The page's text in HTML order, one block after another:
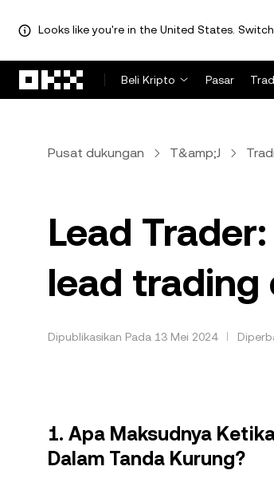
Looks like you're in the United States.
Beli Kripto
Pasar
Pusat dukungan T&amp;J
Lead
lead trading
Dipublikasikan Pada 13 Mei 2024
1. Apa Maksudnya
Dalam Tanda Kurung?